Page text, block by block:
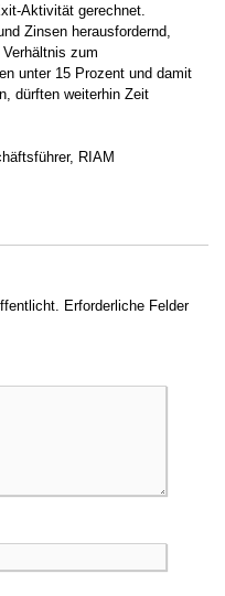
Aktivität gerechnet.
Zinsen herausfordernd,
zum
unter 15 Prozent und damit
dürften weiterhin Zeit
RIAM
Erforderliche Felder